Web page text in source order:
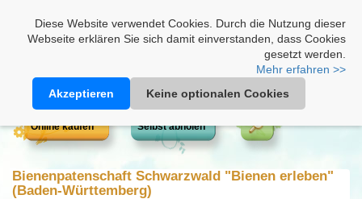
Diese Website verwendet Cookies. Durch die Nutzung dieser
Webseite erklären Sie sich damit einverstanden, dass Cookies
gesetzt werden.
Mehr erfahren >>
Akzeptieren
Keine optionalen Cookies
Online kaufen Selbst abholen
Bienenpatenschaft Schwarzwald "Bienen erleben"
(Baden-Württemberg)